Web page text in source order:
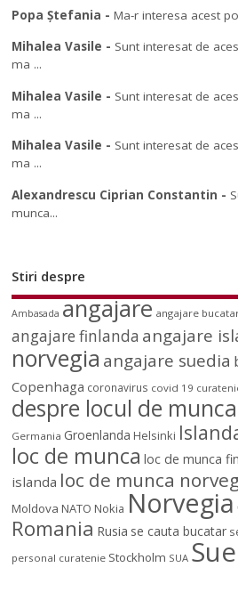
Popa Ștefania -Ma-r interesa acest
Mihalea Vasile - Sunt interesat de
ma ...
Mihalea Vasile - Sunt interesat de
ma ...
Mihalea Vasile - Sunt interesat de
ma ...
Alexandrescu Ciprian Constantin -
munca...
Stiri despre
Ambasada angajare angajare
angajare finlanda angajare
norvegia angajare suedia
Copenhaga coronavirus covid 19
despre locul de munca
Germania Groenlanda Helsinki
loc de munca loc de munca
islanda loc de munca
Moldova NATO Nokia Norvegia
Romania Rusia se cauta bucatar
personal curatenie Stockholm SUA